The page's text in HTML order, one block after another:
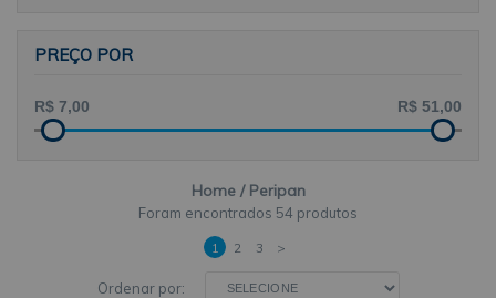
PREÇO POR
Home Peripan
54 produtos
Ordenar por:
1 2 3 >